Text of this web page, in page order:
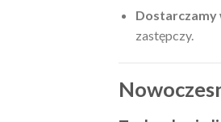
Dostarczamy
zastępczy.